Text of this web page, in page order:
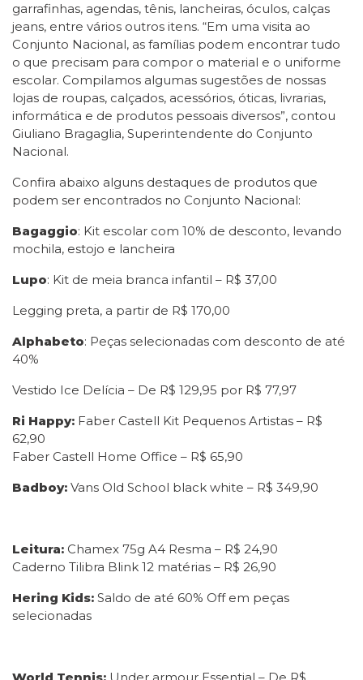
garrafinhas, agendas, tênis, lancheiras, óculos, calças
jeans, entre vários outros itens. “Em uma visita ao
Conjunto Nacional, as famílias podem encontrar tudo
o que precisam para compor o material e o uniforme
escolar. Compilamos algumas sugestões de nossas
lojas de roupas, calçados, acessórios, óticas, livrarias,
informática e de produtos pessoais diversos”, contou
Giuliano Bragaglia, Superintendente do Conjunto
Nacional.
Confira abaixo alguns destaques de produtos que
podem ser encontrados no Conjunto Nacional:
Bagaggio: Kit escolar com 10% de desconto, levando
mochila, estojo e lancheira
Lupo: Kit de meia branca infantil – R$ 37,00
Legging preta, a partir de R$ 170,00
Alphabeto: Peças selecionadas com desconto de até
40%
Vestido Ice Delícia – De R$ 129,95 por R$ 77,97
Ri Happy: Faber Castell Kit Pequenos Artistas – R$
62,90
Faber Castell Home Office – R$ 65,90
Badboy: Vans Old School black white – R$ 349,90
Leitura: Chamex 75g A4 Resma – R$ 24,90
Caderno Tilibra Blink 12 matérias – R$ 26,90
Hering Kids: Saldo de até 60% Off em peças
selecionadas